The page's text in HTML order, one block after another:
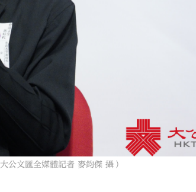
公文匯全媒體記者 麥鈞傑 攝）